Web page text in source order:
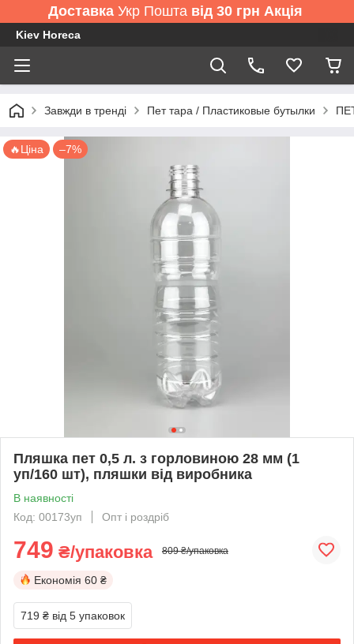
ДоставкаУкр Пошта від 30 грн Акція
Kiev Horeca
Завжди в тренді Пет тара / Пластиковые бутылки
🔥Ціна –7%
Пляшка пет 0,5 л. з горловиною 28 мм (1
уп/160 шт), пляшки від виробника
В наявності
Код: 00173уп
Опт і роздріб
749 ₴/упаковка 809 ₴/упаковка
Економія 60 ₴
719 ₴ від 5 упаковок